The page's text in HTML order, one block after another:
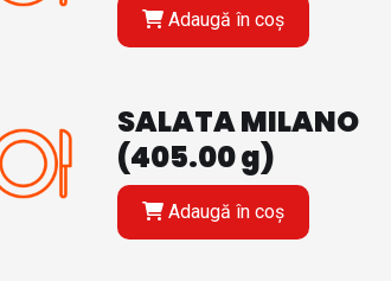
Adaugă în coș
SALATA MILANO
(405.00 g)
Adaugă în coș